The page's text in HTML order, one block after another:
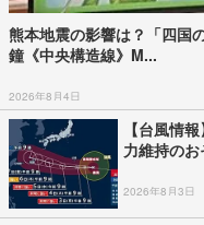
熊本地震の影響は？「四国
鐘《中央構造線》M...
2026年8月4日
【台風情
力維持の
2026年8月3日